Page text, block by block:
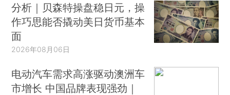
分析｜贝森特操盘稳日元，操
作巧思能否撬动美日货币基本
面
2026年08月06日
电动汽车需求高涨驱动澳洲车
市增长 中国品牌表现强劲｜